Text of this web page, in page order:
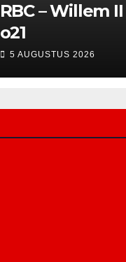
RBC – Willem II
o21
5 AUGUSTUS 2026